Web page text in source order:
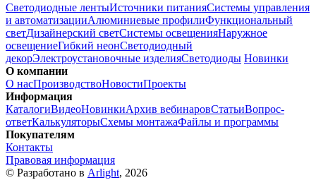
Светодиодные лентыИсточники питанияСистемы управления
и автоматизацииАлюминиевые профилиФункциональный
светДизайнерский светСистемы освещенияНаружное
освещениеГибкий неонСветодиодный
декорЭлектроустановочные изделияСветодиоды Новинки
О компании
О насПроизводствоНовостиПроекты
Информация
КаталогиВидеоНовинкиАрхив вебинаровСтатьиВопрос-
ответКалькуляторыСхемы монтажаФайлы и программы
Покупателям
Контакты
Правовая информация
© Разработано в Arlight, 2026